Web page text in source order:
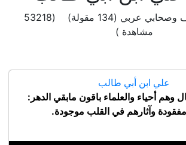
خليفة وفيلسوف وصحابي عربي (134 مقولة) (53218
مشاهدة )
علي ابن أبي طالب
وهم أحياء والعلماء باقون مابقي الدهر:
مفقودة وآثارهم في القلب موجودة.